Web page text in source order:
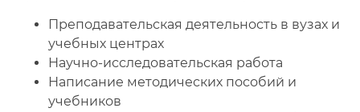
Преподавательская деятельность в вузах и
учебных центрах
Научно-исследовательская работа
Написание методических пособий и
учебников